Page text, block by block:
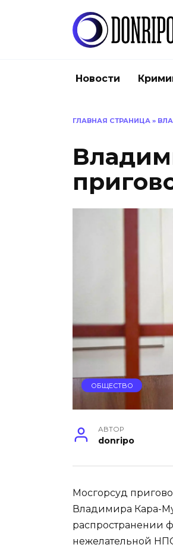
Новости
ГЛАВНАЯ СТРАНИЦА »
ОБЩЕСТВО
АВТОР
donripo
Мосгорсуд
Владимира Кара-
распространении
нежелательной